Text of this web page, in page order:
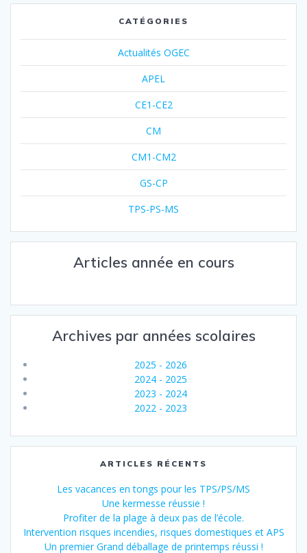
CATÉGORIES
Actualités OGEC
APEL
CE1-CE2
CM
CM1-CM2
GS-CP
TPS-PS-MS
Articles année en cours
Archives par années scolaires
2025 - 2026
2024 - 2025
2023 - 2024
2022 - 2023
ARTICLES RÉCENTS
Les vacances en tongs pour les TPS/PS/MS
Une kermesse réussie !
Profiter de la plage à deux pas de l’école.
Intervention risques incendies, risques domestiques et APS
Un premier Grand déballage de printemps réussi !